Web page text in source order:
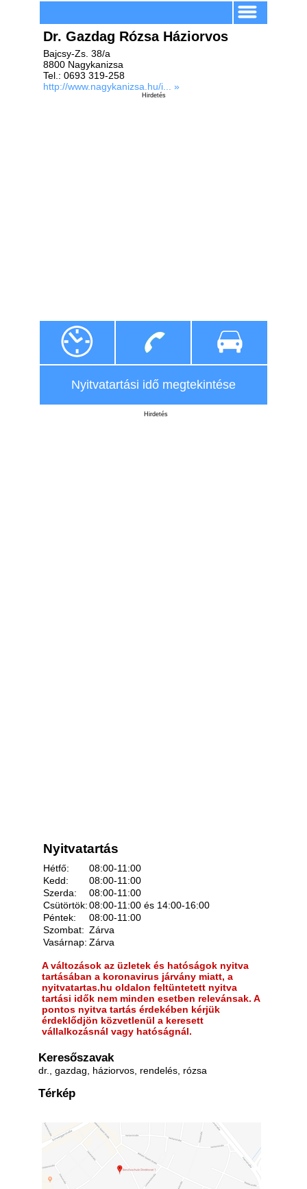
Dr. Gazdag Rózsa Háziorvos
Bajcsy-Zs. 38/a
8800 Nagykanizsa
Tel.: 0693 319-258
http://www.nagykanizsa.hu/i... »
Hirdetés
Nyitvatartási idő megtekintése
Hirdetés
Nyitvatartás
Hétfő:
08:00-11:00
Kedd:
08:00-11:00
Szerda:
08:00-11:00
Csütörtök:08:00-11:00 és 14:00-16:00
Péntek:
08:00-11:00
Szombat: Zárva
Vasárnap: Zárva
A változások az üzletek és hatóságok nyitva
tartásában a koronavirus járvány miatt, a
nyitvatartas.hu oldalon feltüntetett nyitva
tartási idők nem minden esetben relevánsak. A
pontos nyitva tartás érdekében kérjük
érdeklődjön közvetlenül a keresett
vállalkozásnál vagy hatóságnál.
Keresőszavak
dr., gazdag, háziorvos, rendelés, rózsa
Térkép